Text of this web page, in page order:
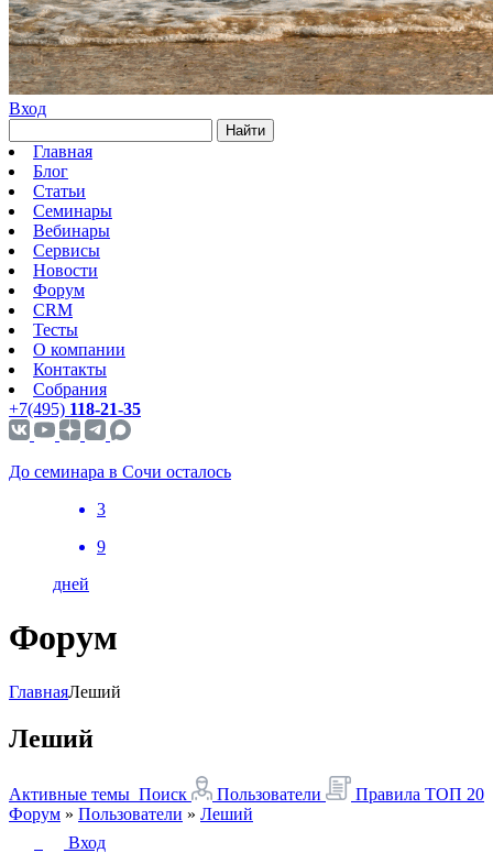
Вход
Найти
Главная
Блог
Статьи
Семинары
Вебинары
Сервисы
Новости
Форум
CRM
Тесты
О компании
Контакты
Собрания
+7(495) 118-21-35
До семинара в Сочи осталось
3
9
дней
Форум
ГлавнаяЛеший
Леший
Активные темы Поиск Пользователи Правила ТОП 20
Форум » Пользователи » Леший
Вход